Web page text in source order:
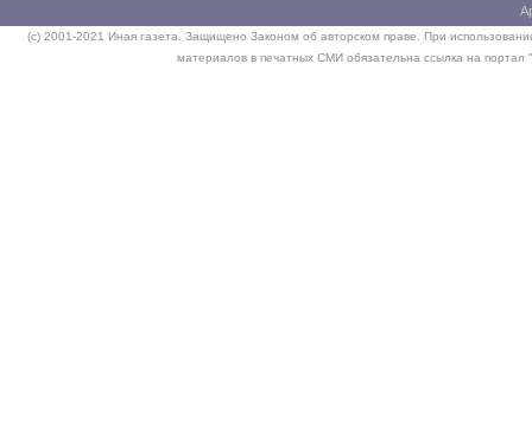
(c) 2001-2021 Иная газета. Защищено Законом об авторском праве. При
материалов в печатных СМИ обязательна ссылка на